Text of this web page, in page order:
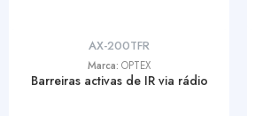
AX-200TFR
Marca: OPTEX
Barreiras activas de IR via rádio